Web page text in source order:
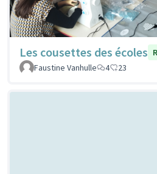
Les cousettes des écoles
Faustine Vanhulle
4 23